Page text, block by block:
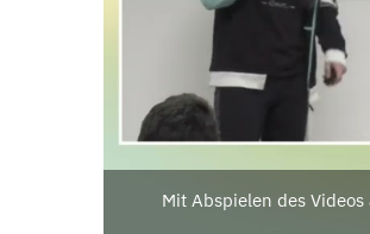
Mit Abspielen des